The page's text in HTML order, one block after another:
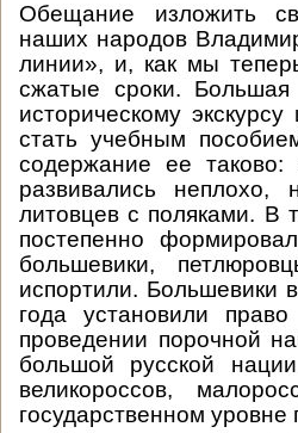
Обещание изложить
наших народов
линии», и, как мы
сжатые сроки.
историческому
стать учебным
содержание ее
развивались неплохо,
литовцев с поляками. В
постепенно
большевики,
испортили. Большевики
года установили
проведении порочной
большой русской
великороссов,
государственном